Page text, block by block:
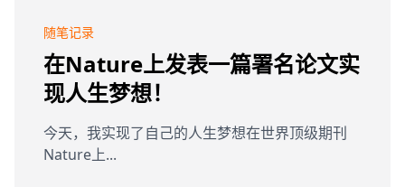
随笔记录
在Nature上发表一篇署名论文实
现人生梦想！
今天，我实现了自己的人生梦想在世界顶级期刊
Nature上...